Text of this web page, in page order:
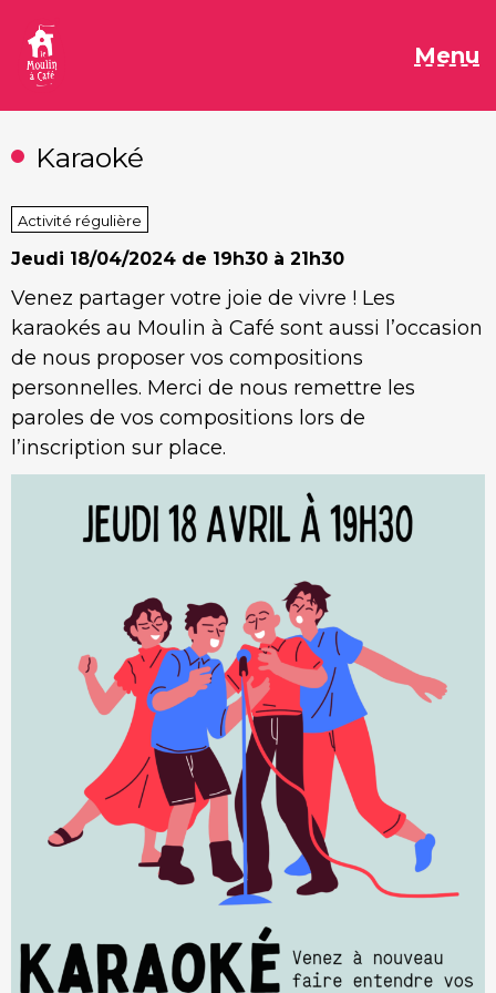
contenu
Menu
Karaoké
Activité régulière
Jeudi 18/04/2024 de 19h30 à 21h30
Venez partager votre joie de vivre ! Les
karaokés au Moulin à Café sont aussi l’occasion
de nous proposer vos compositions
personnelles. Merci de nous remettre les
paroles de vos compositions lors de
l’inscription sur place.